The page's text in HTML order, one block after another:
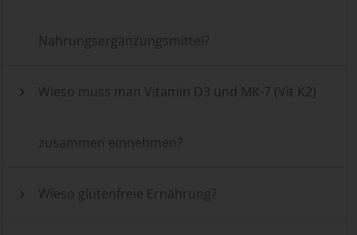
Nahrungsergänzungsmittel?
Wieso muss man Vitamin D3 und MK-7 (Vit K2)
zusammen einnehmen?
Wieso glutenfreie Ernährung?